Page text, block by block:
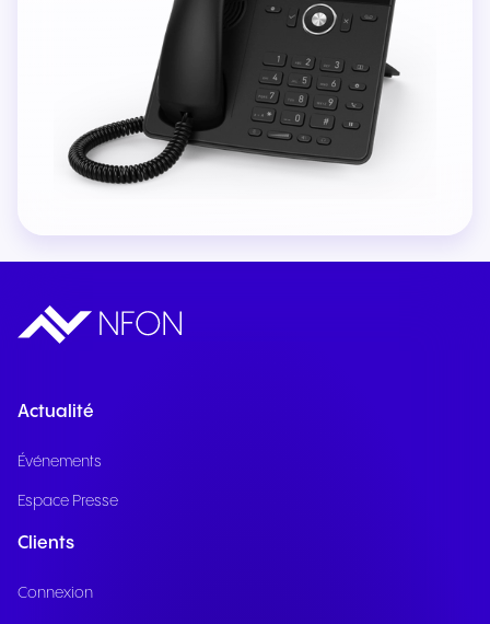
Actualité
Événements
Espace Presse
Clients
Connexion